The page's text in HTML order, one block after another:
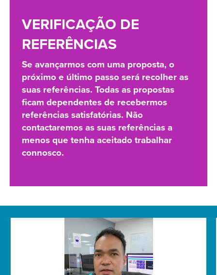
VERIFICAÇÃO DE
REFERÊNCIAS
Se avançarmos com uma proposta, o
próximo e último passo será recolher as
suas referências. Todas as propostas
ficam dependentes de recebermos
referências satisfatórias. Não
contactaremos as suas referências a
menos que tenha aceitado trabalhar
connosco.